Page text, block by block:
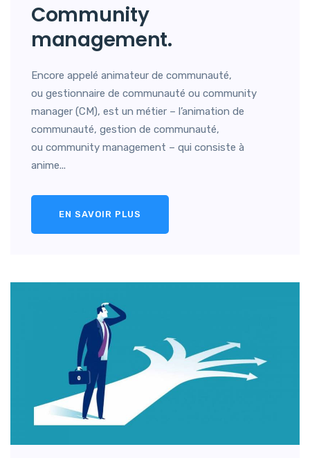
Community
management.
Encore appelé animateur de communauté,
ou gestionnaire de communauté ou community
manager (CM), est un métier – l’animation de
communauté, gestion de communauté,
ou community management – qui consiste à
anime...
EN SAVOIR PLUS